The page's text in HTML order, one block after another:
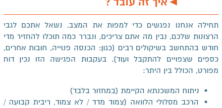
תחילה אנחנו נפגשים כדי למפות את המצב. נשאל אתכם לגבי
הרצונות שלכם, נבין מה אתם צריכים, ונברר כמה תוכלו להחזיר מדי
חודש בהתחשב בשיקולים רבים (כגון: הכנסה פנוייה, חובות אחרים,
כספים שצפויים להתקבל ועוד). בעקבות הפגישה הזו נכין דוח
מפורט, הכולל בין היתר:
ניתוח המשכנתא הקיימת (במחזור בלבד)
הרכב מסלולי הלוואה (צמוד מדד / לא צמוד, ריבית קבועה /